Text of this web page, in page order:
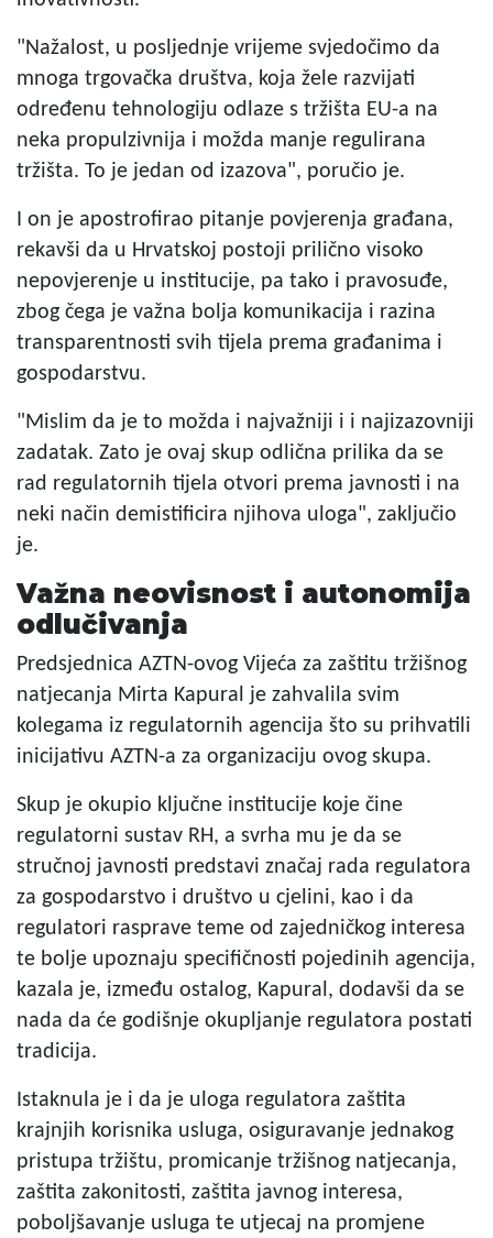
"Nažalost, u posljednje vrijeme svjedočimo da
mnoga trgovačka društva, koja žele razvijati
određenu tehnologiju odlaze s tržišta EU-a na
neka propulzivnija i možda manje regulirana
tržišta. To je jedan od izazova", poručio je.
I on je apostrofirao pitanje povjerenja građana,
rekavši da u Hrvatskoj postoji prilično visoko
nepovjerenje u institucije, pa tako i pravosuđe,
zbog čega je važna bolja komunikacija i razina
transparentnosti svih tijela prema građanima i
gospodarstvu.
"Mislim da je to možda i najvažniji i i najizazovniji
zadatak. Zato je ovaj skup odlična prilika da se
rad regulatornih tijela otvori prema javnosti i na
neki način demistificira njihova uloga", zaključio
je.
Važna neovisnost i autonomija
odlučivanja
Predsjednica AZTN-ovog Vijeća za zaštitu tržišnog
natjecanja Mirta Kapural je zahvalila svim
kolegama iz regulatornih agencija što su prihvatili
inicijativu AZTN-a za organizaciju ovog skupa.
Skup je okupio ključne institucije koje čine
regulatorni sustav RH, a svrha mu je da se
stručnoj javnosti predstavi značaj rada regulatora
za gospodarstvo i društvo u cjelini, kao i da
regulatori rasprave teme od zajedničkog interesa
te bolje upoznaju specifičnosti pojedinih agencija,
kazala je, između ostalog, Kapural, dodavši da se
nada da će godišnje okupljanje regulatora postati
tradicija.
Istaknula je i da je uloga regulatora zaštita
krajnjih korisnika usluga, osiguravanje jednakog
pristupa tržištu, promicanje tržišnog natjecanja,
zaštita zakonitosti, zaštita javnog interesa,
poboljšavanje usluga te utjecaj na promjene